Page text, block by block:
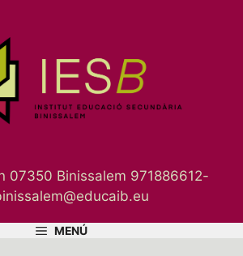
07350 Binissalem 971886612-
MENÚ